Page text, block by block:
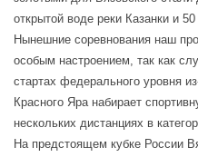
открытой воде реки Казанки и
Нынешние соревнования наш
особым настроением, так как
стартах федерального уровня
Красного Яра набирает
нескольких дистанциях в
На предстоящем кубке России